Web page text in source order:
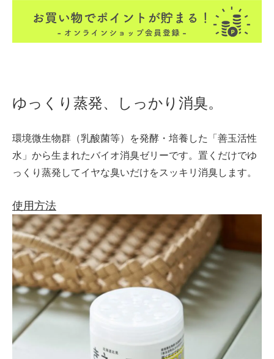
ゆっくり蒸発、しっかり消臭。
環境微生物群（乳酸菌等）を発酵・培養した「善玉活性
水」から生まれたバイオ消臭ゼリーです。置くだけでゆ
っくり蒸発してイヤな臭いだけをスッキリ消臭します。
使用方法